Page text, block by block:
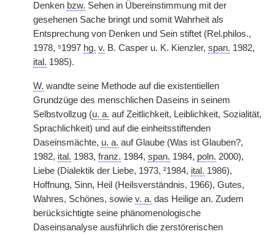
Denken bzw. Sehen in Übereinstimmung mit der
gesehenen Sache bringt und somit Wahrheit als
Entsprechung von Denken und Sein stiftet (Rel.philos.,
1978, ⁵1997 hg. v. B. Casper u. K. Kienzler, span. 1982,
ital. 1985).
W. wandte seine Methode auf die existentiellen
Grundzüge des menschlichen Daseins in seinem
Selbstvollzug (u. a. auf Zeitlichkeit, Leiblichkeit, Sozialität,
Sprachlichkeit) und auf die einheitsstiftenden
Daseinsmächte, u. a. auf Glaube (Was ist Glauben?,
1982, ital. 1983, franz. 1984, span. 1984, poln. 2000),
Liebe (Dialektik der Liebe, 1973, ²1984, ital. 1986),
Hoffnung, Sinn, Heil (Heilsverständnis, 1966), Gutes,
Wahres, Schönes, sowie v. a. das Heilige an. Zudem
berücksichtigte seine phänomenologische
Daseinsanalyse ausführlich die zerstörerischen